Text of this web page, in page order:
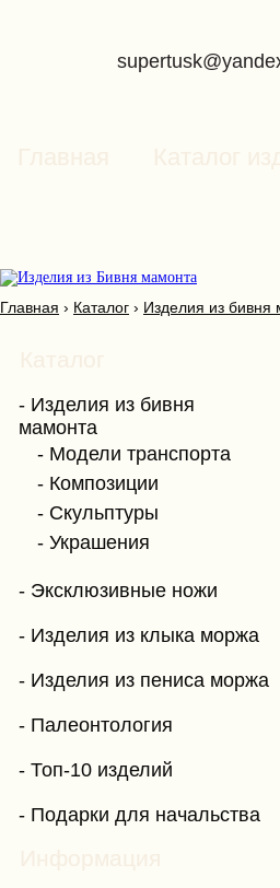
Главная › Каталог › Изделия из бивня
Изделия из бивня
мамонта
Модели транспорта
Композиции
Скульптуры
Украшения
Эксклюзивные ножи
Изделия из клыка моржа
Изделия из пениса моржа
Палеонтология
Топ-10 изделий
Подарки для начальства